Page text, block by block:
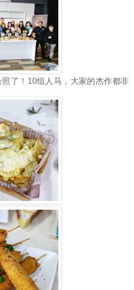
了！10组人马，大家的杰作都非